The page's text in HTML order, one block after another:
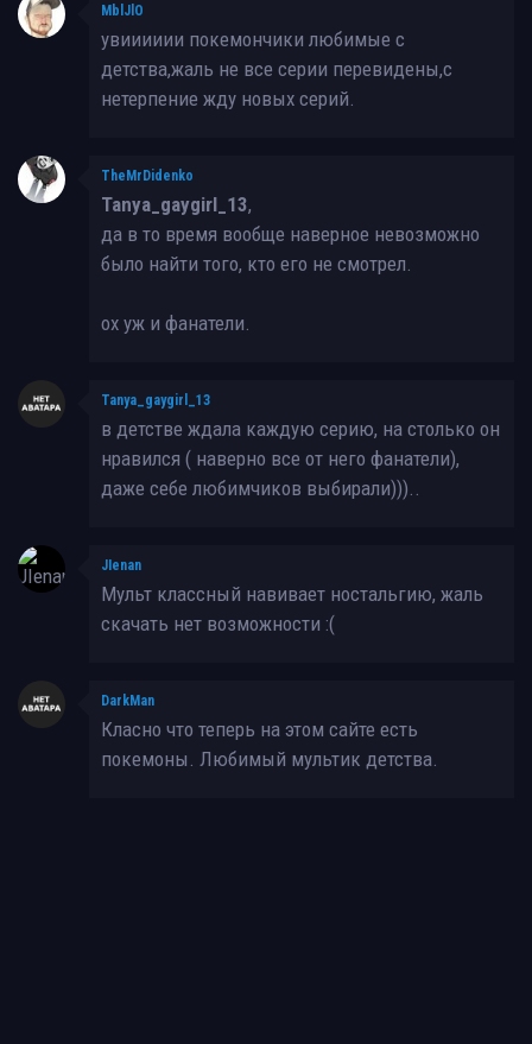
MblJlO
увииииии покемончики любимые с
детства,жаль не все серии перевидены,с
нетерпение жду новых серий.
TheMrDidenko
Tanya_gaygirl_13,
да в то время вообще наверное невозможно
было найти того, кто его не смотрел.
ох уж и фанатели.
Tanya_gaygirl_13
в детстве ждала каждую серию, на столько он
нравился ( наверно все от него фанатели),
даже себе любимчиков выбирали)))..
JIenan
Мульт классный навивает ностальгию, жаль
скачать нет возможности :(
DarkMan
Класно что теперь на этом сайте есть
покемоны. Любимый мультик детства.